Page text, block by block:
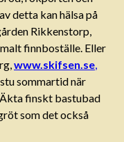
detta kan hälsa på
Rikkenstorp,
finnboställe. Eller
www.skifsen.se,
sommartid när
finskt bastubad
som det också